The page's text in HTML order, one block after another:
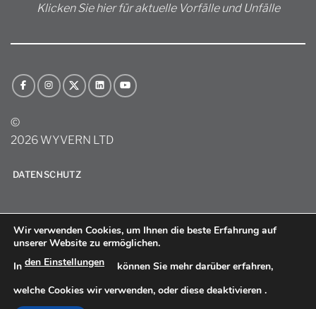
Klicken Sie hier für aktuelle Vorfälle und Unfälle
©
2026 WYVERN LTD
DATENSCHUTZ
Wir verwenden Cookies, um Ihnen die beste Erfahrung auf
unserer Website zu ermöglichen.
In den Einstellungen
können Sie mehr darüber erfahren,
welche Cookies wir verwenden, oder diese deaktivieren .